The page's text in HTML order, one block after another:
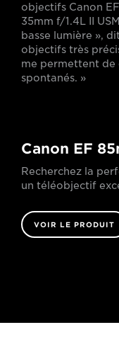
objectifs Canon
35mm f/1.4L II
basse lumière »,
objectifs très
me permettent de
spontanés. »
Canon EF
Recherchez la
un téléobjectif
VOIR LE PRODUIT